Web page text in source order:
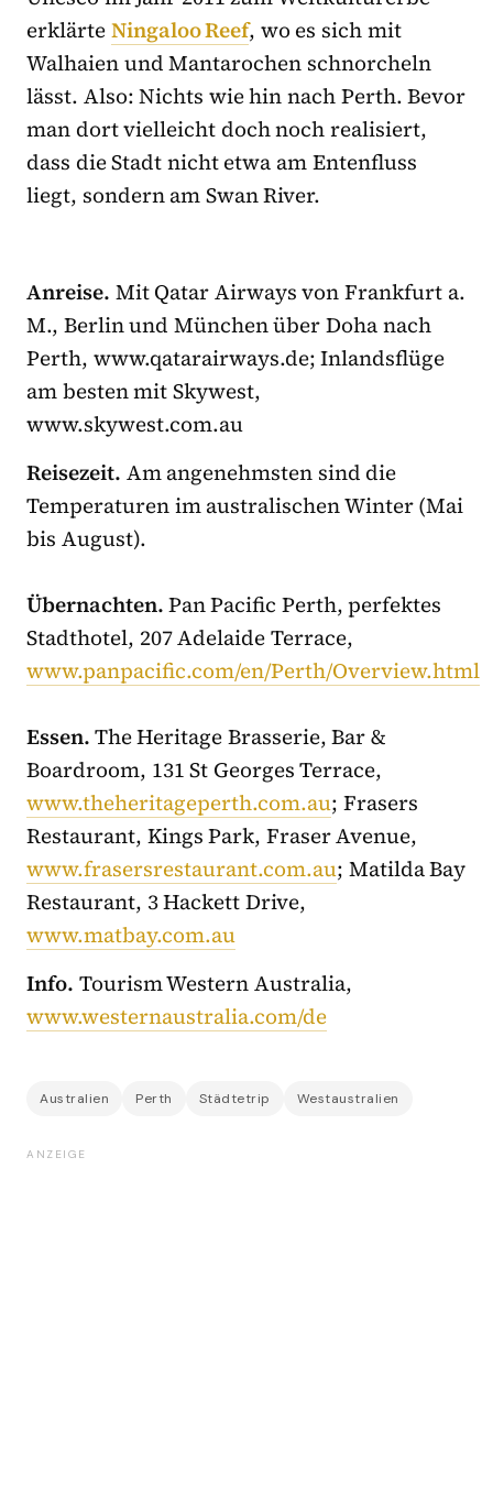
erklärteNingaloo Reef, wo es sich mit
Walhaien und Mantarochen schnorcheln
lässt. Also: Nichts wie hin nach Perth. Bevor
man dort vielleicht doch noch realisiert,
dass die Stadt nicht etwa am Entenfluss
liegt, sondern am Swan River.
Anreise. Mit Qatar Airways von Frankfurt a.
M., Berlin und München über Doha nach
Perth, www.qatarairways.de; Inlandsflüge
am besten mit Skywest,
www.skywest.com.au
Reisezeit. Am angenehmsten sind die
Temperaturen im australischen Winter (Mai
bis August).
Übernachten.Pan Pacific Perth, perfektes
Stadthotel, 207 Adelaide Terrace,
www.panpacific.com/en/Perth/Overview.html
Essen.The Heritage Brasserie, Bar &
Boardroom, 131 St Georges Terrace,
www.theheritageperth.com.au; Frasers
Restaurant, Kings Park, Fraser Avenue,
www.frasersrestaurant.com.au; Matilda Bay
Restaurant, 3 Hackett Drive,
www.matbay.com.au
Info. Tourism Western Australia,
www.westernaustralia.com/de
Australien Perth Städtetrip Westaustralien
ANZEIGE